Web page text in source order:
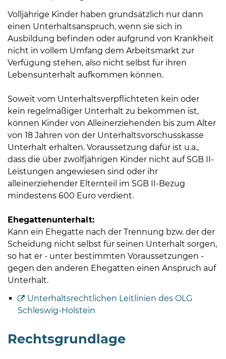
Volljährige Kinder haben grundsätzlich nur dann
einen Unterhaltsanspruch, wenn sie sich in
Ausbildung befinden oder aufgrund von Krankheit
nicht in vollem Umfang dem Arbeitsmarkt zur
Verfügung stehen, also nicht selbst für ihren
Lebensunterhalt aufkommen können.
Soweit vom Unterhaltsverpflichteten kein oder
kein regelmäßiger Unterhalt zu bekommen ist,
können Kinder von Alleinerziehenden bis zum Alter
von 18 Jahren von der Unterhaltsvorschusskasse
Unterhalt erhalten. Voraussetzung dafür ist u.a.,
dass die über zwölfjährigen Kinder nicht auf SGB II-
Leistungen angewiesen sind oder ihr
alleinerziehender Elternteil im SGB II-Bezug
mindestens 600 Euro verdient.
Ehegattenunterhalt:
Kann ein Ehegatte nach der Trennung bzw. der der
Scheidung nicht selbst für seinen Unterhalt sorgen,
so hat er - unter bestimmten Voraussetzungen -
gegen den anderen Ehegatten einen Anspruch auf
Unterhalt.
Unterhaltsrechtlichen Leitlinien des OLG
Schleswig-Holstein
Rechtsgrundlage